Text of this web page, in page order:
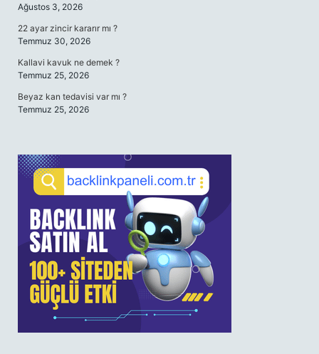
Ağustos 3, 2026
22 ayar zincir kararır mı ?
Temmuz 30, 2026
Kallavi kavuk ne demek ?
Temmuz 25, 2026
Beyaz kan tedavisi var mı ?
Temmuz 25, 2026